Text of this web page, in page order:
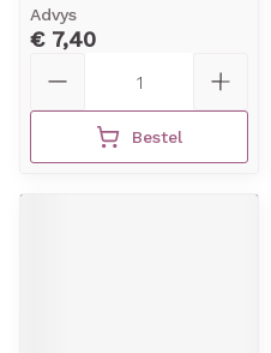
Advys
€ 7,40
Bestel